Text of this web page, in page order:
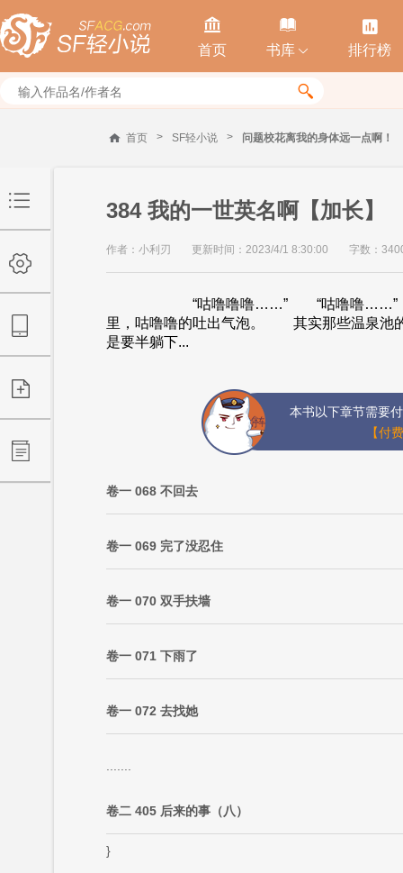

首页

书库 

排行榜

首页 > SF轻小说 > 问题校花离我的身体远一点啊！
384 我的一世英名啊【加长】
作者：小利刃 更新时间：2023/4/1 8:30:00 字数：
“咕噜噜噜……” “咕噜噜……” 夜晚
里，咕噜噜的吐出气泡。 其实那些温泉池
是要半躺下...
本书以下章节需要
【付
卷一 068 不回去
卷一 069 完了没忍住
卷一 070 双手扶墙
卷一 071 下雨了
卷一 072 去找她
卷二 405 后来的事（八）
}